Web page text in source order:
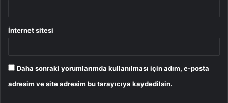
İnternet sitesi
Daha sonraki yorumlarımda kullanılması için adım, e-posta
adresim ve site adresim bu tarayıcıya kaydedilsin.